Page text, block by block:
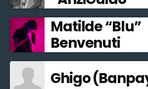
Matilde “Blu”
Benvenuti
Ghigo